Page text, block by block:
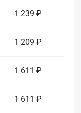
1 239 ₽
1 209 ₽
1 611 ₽
1 611 ₽